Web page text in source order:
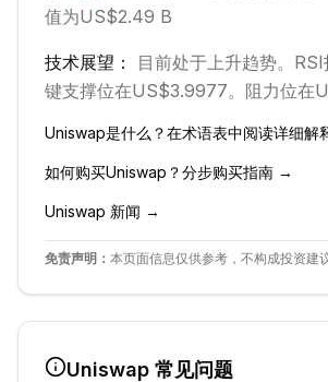
值为US$2.49 B
技术展望： 目前处于上升趋势。 RSI
键支撑位在US$3.9977。 阻力位在
Uniswap是什么？在术语表中阅读详细解
如何购买Uniswap ？分步购买指南 →
Uniswap 新闻 →
免责声明： 本页面信息仅供参考，不构成投资建议
Uniswap 常见问题